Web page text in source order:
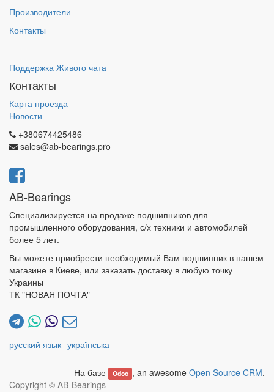
Производители
Контакты
Поддержка Живого чата
Контакты
Карта проезда
Новости
+380674425486
sales@ab-bearings.pro
AB-Bearings
Специализируется на продаже подшипников для
промышленного оборудования, с/х техники и автомобилей
более 5 лет.
Вы можете приобрести необходимый Вам подшипник в нашем
магазине в Киеве, или заказать доставку в любую точку
Украины
ТК "НОВАЯ ПОЧТА"
русский язык українська
На базе Odoo , an awesome Open Source CRM.
Copyright © AB-Bearings